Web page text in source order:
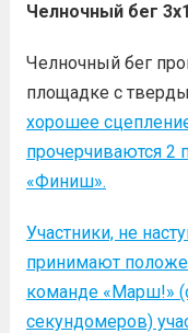
Челночный бег
Челночный бег
площадке с
хорошее
прочерчиваются 2
«Финиш».
Участники, не
принимают
команде «Марш!»
секундомеров)